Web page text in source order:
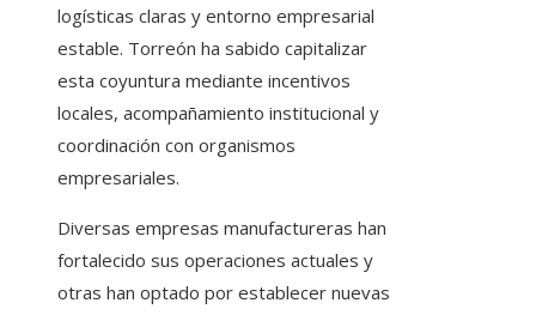
logísticas claras y entorno empresarial
estable. Torreón ha sabido capitalizar
esta coyuntura mediante incentivos
locales, acompañamiento institucional y
coordinación con organismos
empresariales.
Diversas empresas manufactureras han
fortalecido sus operaciones actuales y
otras han optado por establecer nuevas